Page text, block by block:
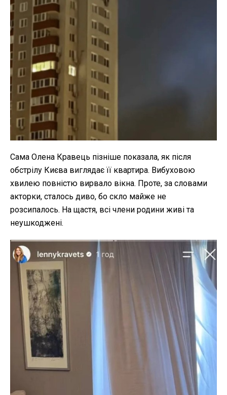
Сама Олена Кравець пізніше показала, як після
обстрілу Києва виглядає її квартира. Вибуховою
хвилею повністю вирвало вікна. Проте, за словами
акторки, сталось диво, бо скло майже не
розсипалось. На щастя, всі члени родини живі та
неушкоджені.